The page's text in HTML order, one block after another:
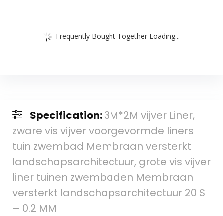
Frequently Bought Together Loading...
Specification:3M*2M vijver Liner,
zware vis vijver voorgevormde liners
tuin zwembad Membraan versterkt
landschapsarchitectuur, grote vis vijver
liner tuinen zwembaden Membraan
versterkt landschapsarchitectuur 20 S
– 0.2 MM